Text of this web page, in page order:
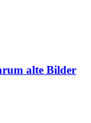
alte Bilder